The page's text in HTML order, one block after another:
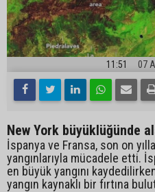
11:51 07
New York büyüklüğünde
İspanya ve Fransa, son on
yangınlarıyla mücadele etti.
en büyük yangını
yangın kaynaklı bir fırtına